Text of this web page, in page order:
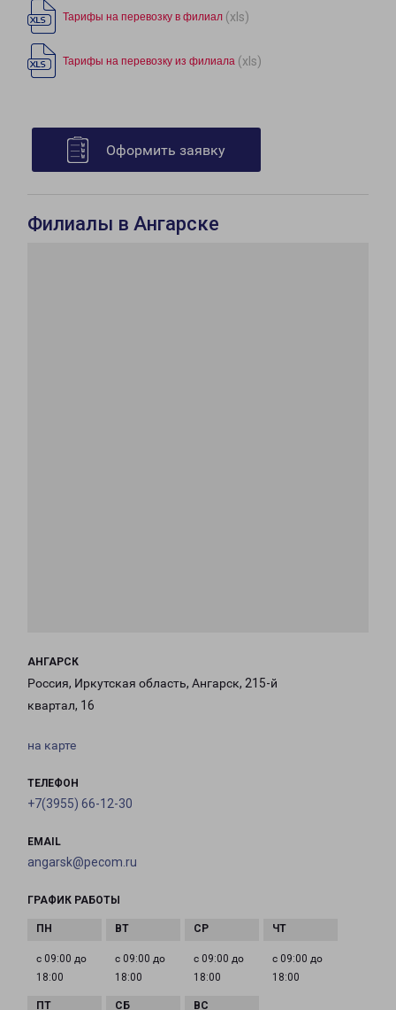
Тарифы на перевозку в филиал (xls)
Тарифы на перевозку из филиала (xls)
Оформить заявку
Филиалы в Ангарске
АНГАРСК
Россия, Иркутская область, Ангарск, 215-й
квартал, 16
на карте
ТЕЛЕФОН
+7(3955) 66-12-30
EMAIL
angarsk@pecom.ru
ГРАФИК РАБОТЫ
с 09:00 до
18:00
с 09:00 до
18:00
с 09:00 до
18:00
с 09:00 до
18:00